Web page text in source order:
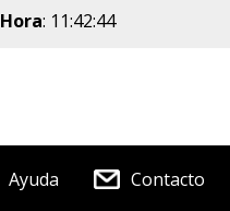
Hora: 11:42:44
Ayuda Contacto